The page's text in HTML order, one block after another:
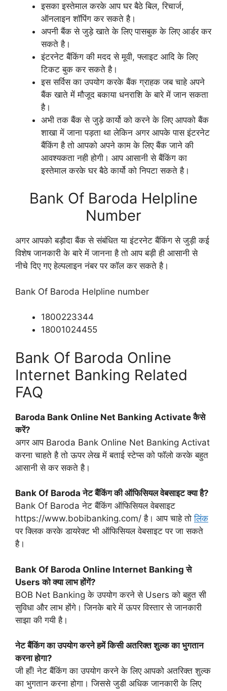
इसका इस्तेमाल करके आप घर बैठे बिल, रिचार्ज,
ऑनलाइन शॉपिंग कर सकते है।
अपनी बैंक से जुड़े खाते के लिए पासबुक के लिए आर्डर कर
सकते है।
इंटरनेट बैंकिंग की मदद से मूवी, फ्लाइट आदि के लिए
टिकट बुक कर सकते है।
इस सर्विस का उपयोग करके बैंक ग्राहक जब चाहे अपने
बैंक खाते में मौजूद बकाया धनराशि के बारे में जान सकता
है।
अभी तक बैंक से जुड़े कार्यो को करने के लिए आपको बैंक
शाखा में जाना पड़ता था लेकिन अगर आपके पास इंटरनेट
बैंकिंग है तो आपको अपने काम के लिए बैंक जाने की
आवश्यकता नही होगी। आप आसानी से बैंकिंग का
इस्तेमाल करके घर बैठे कार्यो को निपटा सकते है।
Bank Of Baroda Helpline
Number
अगर आपको बड़ौदा बैंक से संबंधित या इंटरनेट बैंकिंग से जुड़ी कई
विशेष जानकारी के बारे में जानना है तो आप बड़ी ही आसानी से
नीचे दिए गए हेल्पलाइन नंबर पर कॉल कर सकते है।
Bank Of Baroda Helpline number
1800223344
18001024455
Bank Of Baroda Online
Internet Banking Related
FAQ
Baroda Bank Online Net Banking Activate कैसे
करें?
अगर आप Baroda Bank Online Net Banking Activat
करना चाहते है तो ऊपर लेख में बताई स्टेप्स को फॉलो करके बहुत
आसानी से कर सकते है।
Bank Of Baroda नेट बैंकिंग की ऑफिसियल वेबसाइट क्या है?
Bank Of Baroda नेट बैंकिंग ऑफिसियल वेबसाइट
https://www.bobibanking.com/ है। आप चाहे तोलिंक
पर क्लिक करके डायरेक्ट भी ऑफिसियल वेबसाइट पर जा सकते
है।
Bank Of Baroda Online Internet Banking से
Users को क्या लाभ होंगें?
BOB Net Banking के उपयोग करने से Users को बहुत सी
सुविधा और लाभ होंगे। जिनके बारे में ऊपर विस्तार से जानकारी
साझा की गयी है।
नेट बैंकिंग का उपयोग करने हमें किसी अतरिक्त शुल्क का भुगतान
करना होगा?
जी हाँ! नेट बैंकिंग का उपयोग करने के लिए आपको अतरिक्त शुल्क
का भुगतान करना होगा। जिससे जुडी अधिक जानकारी के लिए